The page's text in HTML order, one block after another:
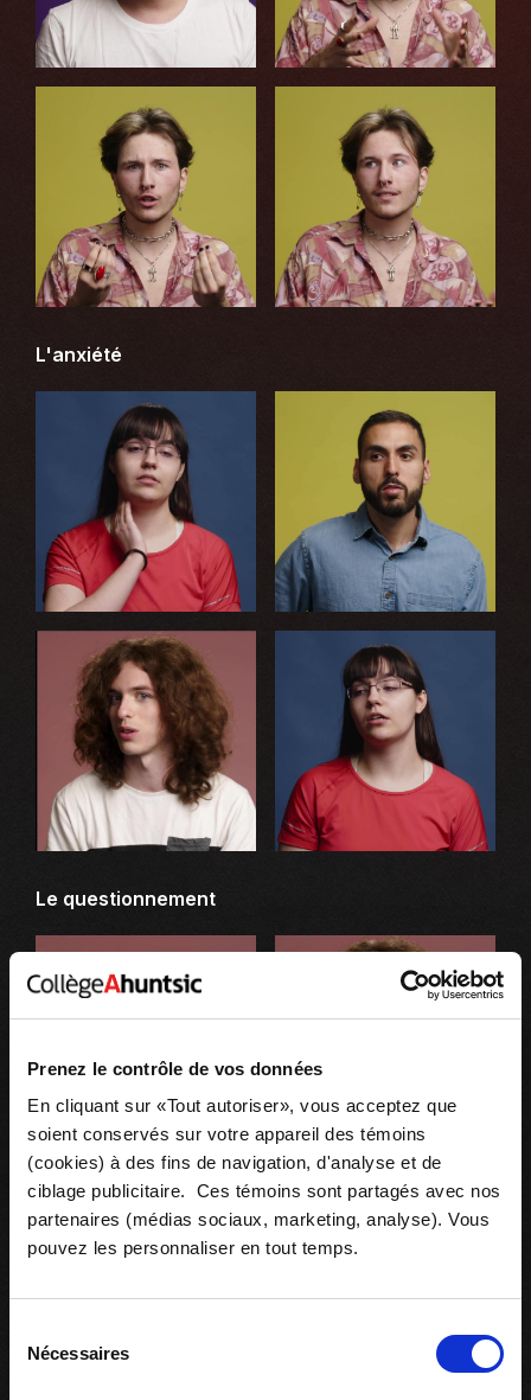
Prenez le contrôle de vos données
En cliquant sur «Tout autoriser», vous acceptez que
soient conservés sur votre appareil des témoins
(cookies) à des fins de navigation, d'analyse et de
ciblage publicitaire. Ces témoins sont partagés avec nos
partenaires (médias sociaux, marketing, analyse). Vous
pouvez les personnaliser en tout temps.
Nécessaires
L'anxiété
Le questionnement